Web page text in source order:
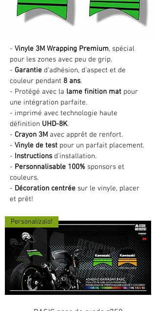
- Vinyle 3M Wrapping Premium, spécial
pour les zones avec peu de grip.
- Garantie d'adhésion, d'aspect et de
couleur pendant 8 ans.
- Protégé avec la lame finition mat pour
une intégration parfaite.
- imprimé avec technologie haute
définition UHD-8K.
- Crayon 3M avec apprêt de renfort.
- Vinyle de test pour un parfait placement.
- Instructions d'installation.
- Personnalisable 100% sponsors et
couleurs.
- Décoration centrée sur le vinyle, placer
et prêt!
Personalízalo!